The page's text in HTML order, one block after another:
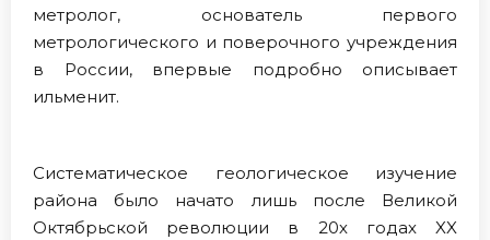
метролог, основатель первого
метрологического и поверочного учреждения
в России, впервые подробно описывает
ильменит.
Систематическое геологическое изучение
района было начато лишь после Великой
Октябрьской революции в 20х годах XX